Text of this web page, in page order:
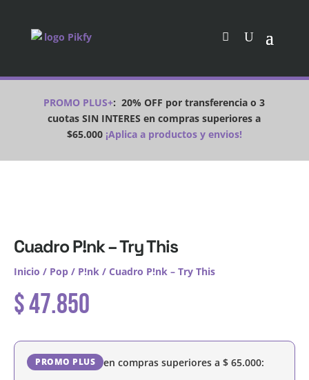
PROMO PLUS+:20% OFF por transferencia o 3
cuotas SIN INTERES en compras superiores a
$65.000¡Aplica a productos y envios!
Cuadro P!nk – Try This
Inicio / Pop / P!nk / Cuadro P!nk – Try This
$47.850
PROMO PLUS en compras superiores a $ 65.000: